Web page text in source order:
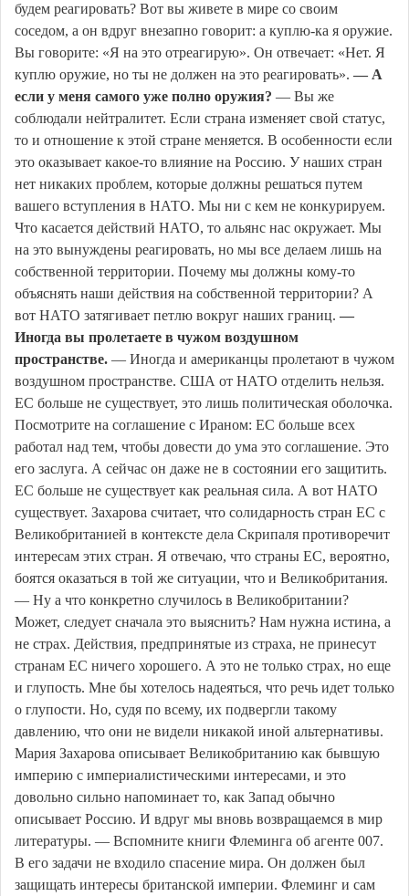
будем реагировать? Вот вы живете в мире со своим
соседом, а он вдруг внезапно говорит: а куплю-ка я оружие.
Вы говорите: «Я на это отреагирую». Он отвечает: «Нет. Я
куплю оружие, но ты не должен на это реагировать». — А
если у меня самого уже полно оружия? — Вы же
соблюдали нейтралитет. Если страна изменяет свой статус,
то и отношение к этой стране меняется. В особенности если
это оказывает какое-то влияние на Россию. У наших стран
нет никаких проблем, которые должны решаться путем
вашего вступления в НАТО. Мы ни с кем не конкурируем.
Что касается действий НАТО, то альянс нас окружает. Мы
на это вынуждены реагировать, но мы все делаем лишь на
собственной территории. Почему мы должны кому-то
объяснять наши действия на собственной территории? А
вот НАТО затягивает петлю вокруг наших границ. —
Иногда вы пролетаете в чужом воздушном
пространстве. — Иногда и американцы пролетают в чужом
воздушном пространстве. США от НАТО отделить нельзя.
ЕС больше не существует, это лишь политическая оболочка.
Посмотрите на соглашение с Ираном: ЕС больше всех
работал над тем, чтобы довести до ума это соглашение. Это
его заслуга. А сейчас он даже не в состоянии его защитить.
ЕС больше не существует как реальная сила. А вот НАТО
существует. Захарова считает, что солидарность стран ЕС с
Великобританией в контексте дела Скрипаля противоречит
интересам этих стран. Я отвечаю, что страны ЕС, вероятно,
боятся оказаться в той же ситуации, что и Великобритания.
— Ну а что конкретно случилось в Великобритании?
Может, следует сначала это выяснить? Нам нужна истина, а
не страх. Действия, предпринятые из страха, не принесут
странам ЕС ничего хорошего. А это не только страх, но еще
и глупость. Мне бы хотелось надеяться, что речь идет только
о глупости. Но, судя по всему, их подвергли такому
давлению, что они не видели никакой иной альтернативы.
Мария Захарова описывает Великобританию как бывшую
империю с империалистическими интересами, и это
довольно сильно напоминает то, как Запад обычно
описывает Россию. И вдруг мы вновь возвращаемся в мир
литературы. — Вспомните книги Флеминга об агенте 007.
В его задачи не входило спасение мира. Он должен был
защищать интересы британской империи. Флеминг и сам